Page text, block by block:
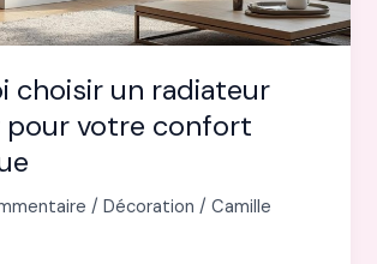
choisir un radiateur
votre confort
/Décoration /Camille